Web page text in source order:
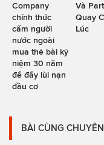
Company
chính thức
cấm người
nước ngoài
mua thẻ bài kỷ
niệm 30 năm
để đẩy lùi nạn
đầu cơ
Và
Quay
Lúc
BÀI CÙNG